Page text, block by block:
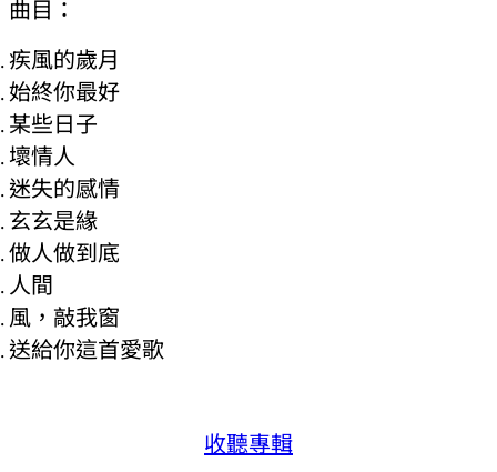
曲目：
疾風的歲月
始終你最好
某些日子
壞情人
迷失的感情
玄玄是緣
做人做到底
人間
風，敲我窗
送給你這首愛歌
收聽專輯